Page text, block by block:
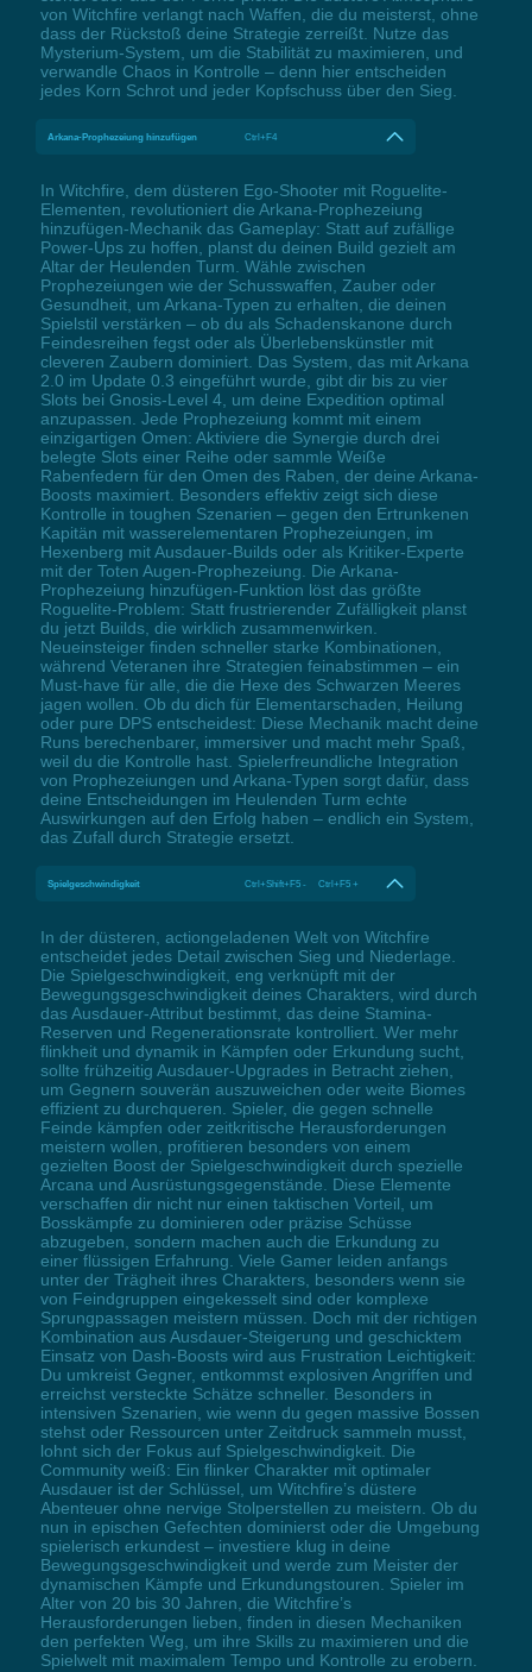
von Witchfire verlangt nach Waffen, die du meisterst, ohne
dass der Rückstoß deine Strategie zerreißt. Nutze das
Mysterium-System, um die Stabilität zu maximieren, und
verwandle Chaos in Kontrolle – denn hier entscheiden
jedes Korn Schrot und jeder Kopfschuss über den Sieg.
Arkana-Prophezeiung hinzufügen Ctrl+F4
In Witchfire, dem düsteren Ego-Shooter mit Roguelite-
Elementen, revolutioniert die Arkana-Prophezeiung
hinzufügen-Mechanik das Gameplay: Statt auf zufällige
Power-Ups zu hoffen, planst du deinen Build gezielt am
Altar der Heulenden Turm. Wähle zwischen
Prophezeiungen wie der Schusswaffen, Zauber oder
Gesundheit, um Arkana-Typen zu erhalten, die deinen
Spielstil verstärken – ob du als Schadenskanone durch
Feindesreihen fegst oder als Überlebenskünstler mit
cleveren Zaubern dominiert. Das System, das mit Arkana
2.0 im Update 0.3 eingeführt wurde, gibt dir bis zu vier
Slots bei Gnosis-Level 4, um deine Expedition optimal
anzupassen. Jede Prophezeiung kommt mit einem
einzigartigen Omen: Aktiviere die Synergie durch drei
belegte Slots einer Reihe oder sammle Weiße
Rabenfedern für den Omen des Raben, der deine Arkana-
Boosts maximiert. Besonders effektiv zeigt sich diese
Kontrolle in toughen Szenarien – gegen den Ertrunkenen
Kapitän mit wasserelementaren Prophezeiungen, im
Hexenberg mit Ausdauer-Builds oder als Kritiker-Experte
mit der Toten Augen-Prophezeiung. Die Arkana-
Prophezeiung hinzufügen-Funktion löst das größte
Roguelite-Problem: Statt frustrierender Zufälligkeit planst
du jetzt Builds, die wirklich zusammenwirken.
Neueinsteiger finden schneller starke Kombinationen,
während Veteranen ihre Strategien feinabstimmen – ein
Must-have für alle, die die Hexe des Schwarzen Meeres
jagen wollen. Ob du dich für Elementarschaden, Heilung
oder pure DPS entscheidest: Diese Mechanik macht deine
Runs berechenbarer, immersiver und macht mehr Spaß,
weil du die Kontrolle hast. Spielerfreundliche Integration
von Prophezeiungen und Arkana-Typen sorgt dafür, dass
deine Entscheidungen im Heulenden Turm echte
Auswirkungen auf den Erfolg haben – endlich ein System,
das Zufall durch Strategie ersetzt.
Spielgeschwindigkeit Ctrl+Shift+F5 - Ctrl+F5 +
In der düsteren, actiongeladenen Welt von Witchfire
entscheidet jedes Detail zwischen Sieg und Niederlage.
Die Spielgeschwindigkeit, eng verknüpft mit der
Bewegungsgeschwindigkeit deines Charakters, wird durch
das Ausdauer-Attribut bestimmt, das deine Stamina-
Reserven und Regenerationsrate kontrolliert. Wer mehr
flinkheit und dynamik in Kämpfen oder Erkundung sucht,
sollte frühzeitig Ausdauer-Upgrades in Betracht ziehen,
um Gegnern souverän auszuweichen oder weite Biomes
effizient zu durchqueren. Spieler, die gegen schnelle
Feinde kämpfen oder zeitkritische Herausforderungen
meistern wollen, profitieren besonders von einem
gezielten Boost der Spielgeschwindigkeit durch spezielle
Arcana und Ausrüstungsgegenstände. Diese Elemente
verschaffen dir nicht nur einen taktischen Vorteil, um
Bosskämpfe zu dominieren oder präzise Schüsse
abzugeben, sondern machen auch die Erkundung zu
einer flüssigen Erfahrung. Viele Gamer leiden anfangs
unter der Trägheit ihres Charakters, besonders wenn sie
von Feindgruppen eingekesselt sind oder komplexe
Sprungpassagen meistern müssen. Doch mit der richtigen
Kombination aus Ausdauer-Steigerung und geschicktem
Einsatz von Dash-Boosts wird aus Frustration Leichtigkeit:
Du umkreist Gegner, entkommst explosiven Angriffen und
erreichst versteckte Schätze schneller. Besonders in
intensiven Szenarien, wie wenn du gegen massive Bossen
stehst oder Ressourcen unter Zeitdruck sammeln musst,
lohnt sich der Fokus auf Spielgeschwindigkeit. Die
Community weiß: Ein flinker Charakter mit optimaler
Ausdauer ist der Schlüssel, um Witchfire’s düstere
Abenteuer ohne nervige Stolperstellen zu meistern. Ob du
nun in epischen Gefechten dominierst oder die Umgebung
spielerisch erkundest – investiere klug in deine
Bewegungsgeschwindigkeit und werde zum Meister der
dynamischen Kämpfe und Erkundungstouren. Spieler im
Alter von 20 bis 30 Jahren, die Witchfire’s
Herausforderungen lieben, finden in diesen Mechaniken
den perfekten Weg, um ihre Skills zu maximieren und die
Spielwelt mit maximalem Tempo und Kontrolle zu erobern.